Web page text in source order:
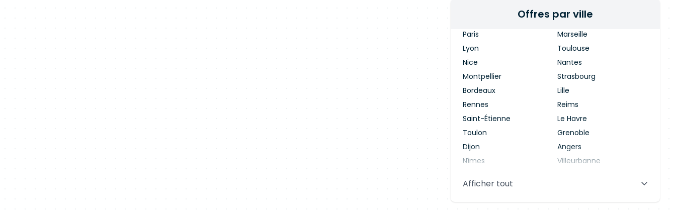
Offres par ville
Paris
Marseille
Lyon
Toulouse
Nice
Nantes
Montpellier
Strasbourg
Bordeaux
Lille
Rennes
Reims
Saint-Étienne
Le Havre
Toulon
Grenoble
Dijon
Angers
Nîmes
Villeurbanne
Aix-en-Provence
Afficher tout